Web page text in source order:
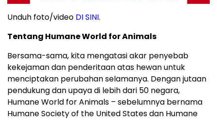
Unduh foto/video DI SINI.
Tentang Humane World for Animals
Bersama-sama, kita mengatasi akar penyebab
kekejaman dan penderitaan atas hewan untuk
menciptakan perubahan selamanya. Dengan jutaan
pendukung dan upaya di lebih dari 50 negara,
Humane World for Animals – sebelumnya bernama
Humane Society of the United States dan Humane